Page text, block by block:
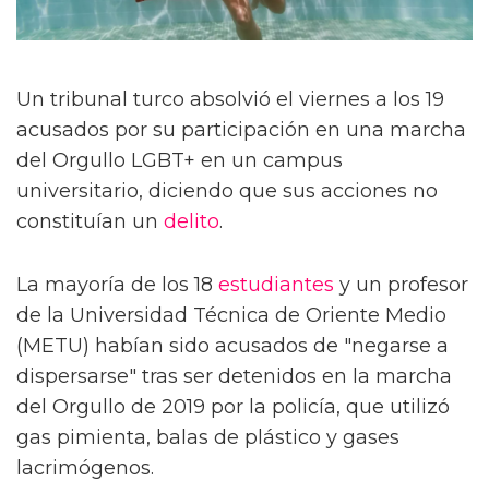
Un tribunal turco absolvió el viernes a los 19
acusados por su participación en una marcha
del Orgullo LGBT+ en un campus
universitario, diciendo que sus acciones no
constituían un delito.
La mayoría de los 18 estudiantes y un profesor
de la Universidad Técnica de Oriente Medio
(METU) habían sido acusados de "negarse a
dispersarse" tras ser detenidos en la marcha
del Orgullo de 2019 por la policía, que utilizó
gas pimienta, balas de plástico y gases
lacrimógenos.